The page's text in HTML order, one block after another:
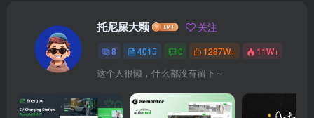
托尼屎大颗 关注
8 4015 0 1287W+ 11W+
这个人很懒，什么都没有留下～